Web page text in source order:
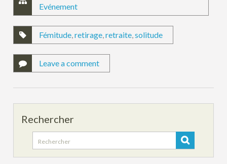
Evénement
Fémitude,retirage,retraite,solitude
Leave a comment
Rechercher
Search
for: